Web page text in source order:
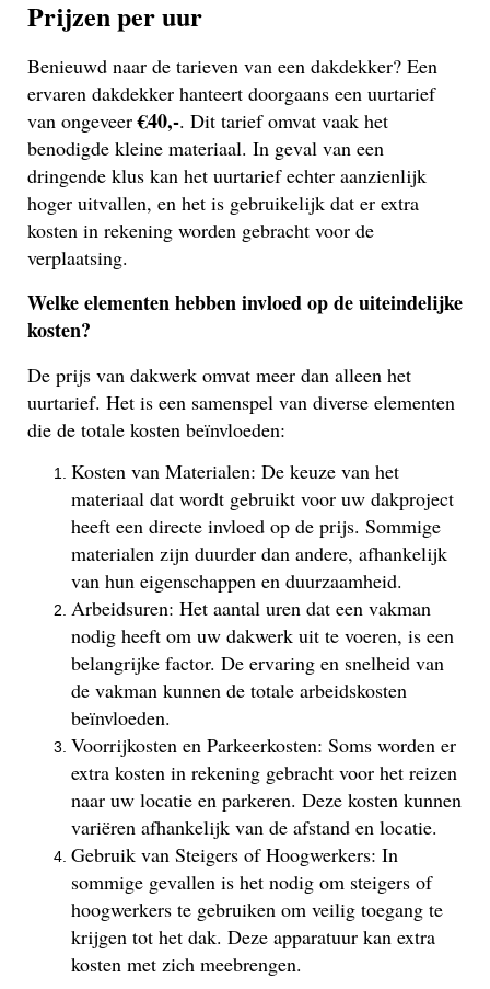
Prijzen per uur
Benieuwd naar de tarieven van een dakdekker? Een
ervaren dakdekker hanteert doorgaans een uurtarief
van ongeveer€40,-. Dit tarief omvat vaak het
benodigde kleine materiaal. In geval van een
dringende klus kan het uurtarief echter aanzienlijk
hoger uitvallen, en het is gebruikelijk dat er extra
kosten in rekening worden gebracht voor de
verplaatsing.
Welke elementen hebben invloed op de uiteindelijke
kosten?
De prijs van dakwerk omvat meer dan alleen het
uurtarief. Het is een samenspel van diverse elementen
die de totale kosten beïnvloeden:
Kosten van Materialen: De keuze van het
materiaal dat wordt gebruikt voor uw dakproject
heeft een directe invloed op de prijs. Sommige
materialen zijn duurder dan andere, afhankelijk
van hun eigenschappen en duurzaamheid.
Arbeidsuren: Het aantal uren dat een vakman
nodig heeft om uw dakwerk uit te voeren, is een
belangrijke factor. De ervaring en snelheid van
de vakman kunnen de totale arbeidskosten
beïnvloeden.
Voorrijkosten en Parkeerkosten: Soms worden er
extra kosten in rekening gebracht voor het reizen
naar uw locatie en parkeren. Deze kosten kunnen
variëren afhankelijk van de afstand en locatie.
Gebruik van Steigers of Hoogwerkers: In
sommige gevallen is het nodig om steigers of
hoogwerkers te gebruiken om veilig toegang te
krijgen tot het dak. Deze apparatuur kan extra
kosten met zich meebrengen.